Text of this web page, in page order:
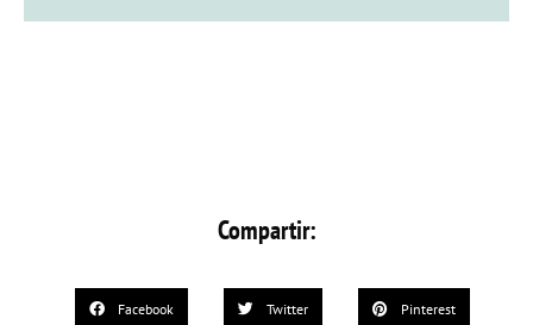
Compartir:
Facebook Twitter Pinterest